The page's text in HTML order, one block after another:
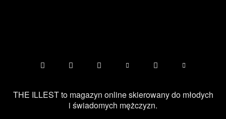
THE ILLEST to magazyn online skierowany do młodych
i świadomych mężczyzn.